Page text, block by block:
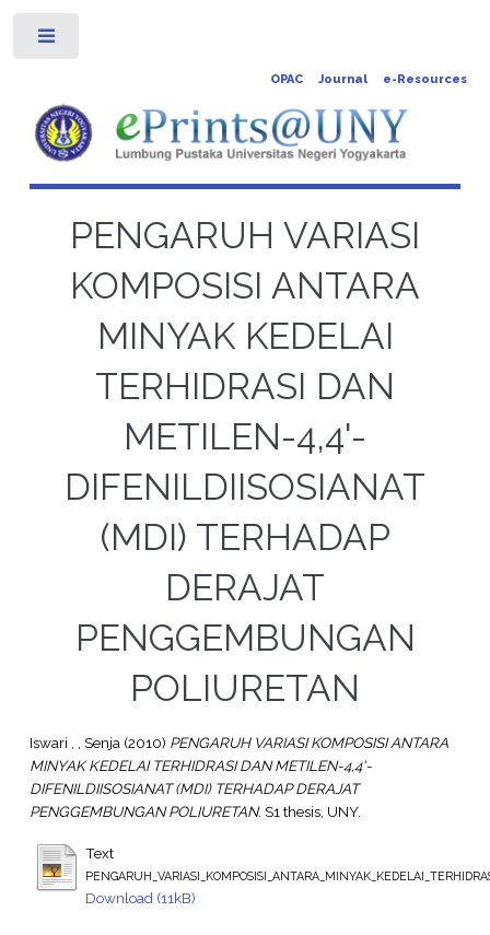
OPAC Journal e-Resources
PENGARUH VARIASI
KOMPOSISI ANTARA
MINYAK KEDELAI
TERHIDRASI DAN
METILEN-4,4'-
DIFENILDIISOSIANAT
(MDI) TERHADAP
DERAJAT
PENGGEMBUNGAN
POLIURETAN
Iswari , , Senja(2010) PENGARUH VARIASI KOMPOSISI ANTARA
MINYAK KEDELAI TERHIDRASI DAN METILEN-4,4'-
DIFENILDIISOSIANAT (MDI) TERHADAP DERAJAT
PENGGEMBUNGAN POLIURETAN. S1 thesis, UNY.
Text
Download (11kB)